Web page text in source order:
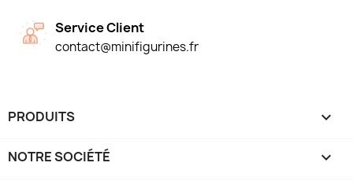
Service Client
contact@minifigurines.fr
PRODUITS 
NOTRE SOCIÉTÉ 